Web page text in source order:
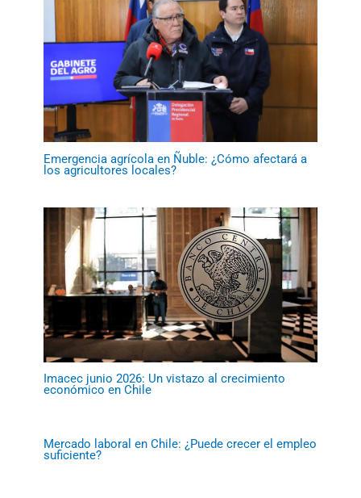
Emergencia agrícola en Ñuble: ¿Cómo afectará a
los agricultores locales?
Imacec junio 2026: Un vistazo al crecimiento
económico en Chile
Mercado laboral en Chile: ¿Puede crecer el empleo
suficiente?